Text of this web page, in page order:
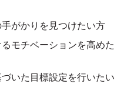
がかりを見つけたい方
モチベーションを高めた
いた目標設定を行いたい